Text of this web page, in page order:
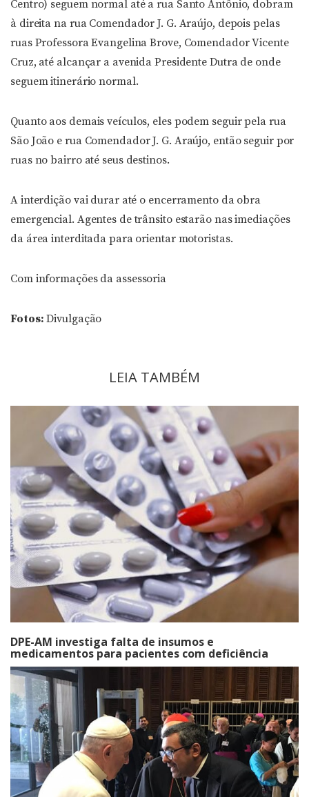
Centro) seguem normal até a rua Santo Antônio, dobram
à direita na rua Comendador J. G. Araújo, depois pelas
ruas Professora Evangelina Brove, Comendador Vicente
Cruz, até alcançar a avenida Presidente Dutra de onde
seguem itinerário normal.
Quanto aos demais veículos, eles podem seguir pela rua
São João e rua Comendador J. G. Araújo, então seguir por
ruas no bairro até seus destinos.
A interdição vai durar até o encerramento da obra
emergencial. Agentes de trânsito estarão nas imediações
da área interditada para orientar motoristas.
Com informações da assessoria
Fotos: Divulgação
LEIA TAMBÉM
DPE-AM investiga falta de insumos e
medicamentos para pacientes com deficiência